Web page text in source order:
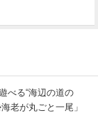
べる“海辺の道の
老が丸ごと一尾」